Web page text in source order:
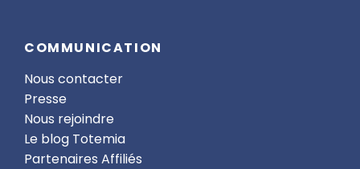
COMMUNICATION
Nous contacter
Presse
Nous rejoindre
Le blog Totemia
Partenaires Affiliés